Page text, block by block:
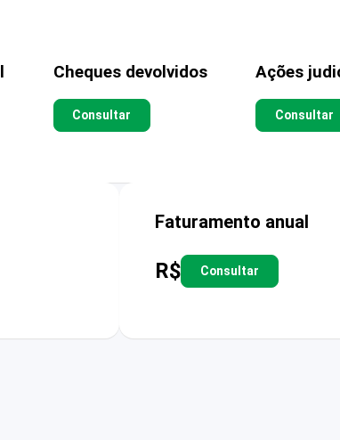
Cheques devolvidos
Consultar
Ações
Consultar
Faturamento anual
R$ Consultar